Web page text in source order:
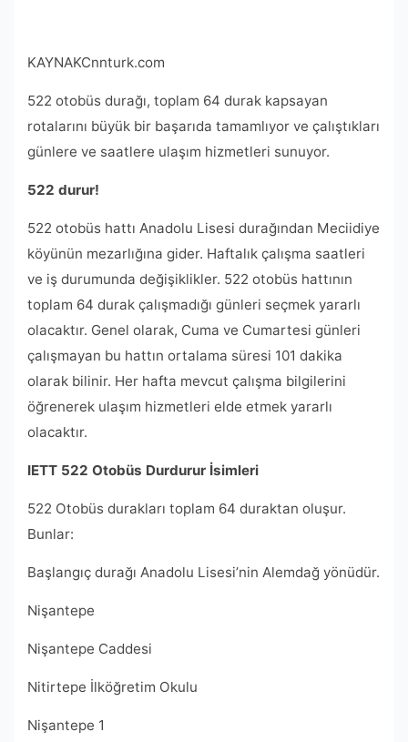
KAYNAKCnnturk.com
522 otobüs durağı, toplam 64 durak kapsayan
rotalarını büyük bir başarıda tamamlıyor ve çalıştıkları
günlere ve saatlere ulaşım hizmetleri sunuyor.
522 durur!
522 otobüs hattı Anadolu Lisesi durağından Meciidiye
köyünün mezarlığına gider. Haftalık çalışma saatleri
ve iş durumunda değişiklikler. 522 otobüs hattının
toplam 64 durak çalışmadığı günleri seçmek yararlı
olacaktır. Genel olarak, Cuma ve Cumartesi günleri
çalışmayan bu hattın ortalama süresi 101 dakika
olarak bilinir. Her hafta mevcut çalışma bilgilerini
öğrenerek ulaşım hizmetleri elde etmek yararlı
olacaktır.
IETT 522 Otobüs Durdurur İsimleri
522 Otobüs durakları toplam 64 duraktan oluşur.
Bunlar:
Başlangıç ​​durağı Anadolu Lisesi’nin Alemdağ yönüdür.
Nişantepe
Nişantepe Caddesi
Nitirtepe İlköğretim Okulu
Nişantepe 1